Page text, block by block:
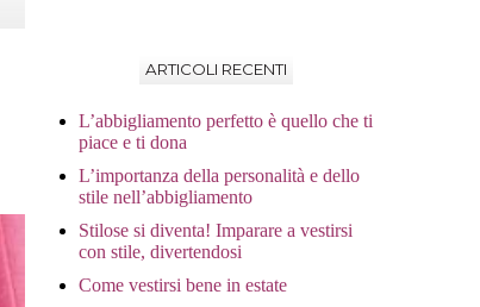
ARTICOLI RECENTI
L’abbigliamento perfetto è quello che ti
piace e ti dona
L’importanza della personalità e dello
stile nell’abbigliamento
Stilose si diventa! Imparare a vestirsi
con stile, divertendosi
Come vestirsi bene in estate